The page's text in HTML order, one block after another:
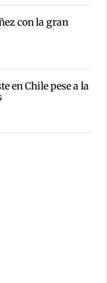
con la gran
en Chile pese a la